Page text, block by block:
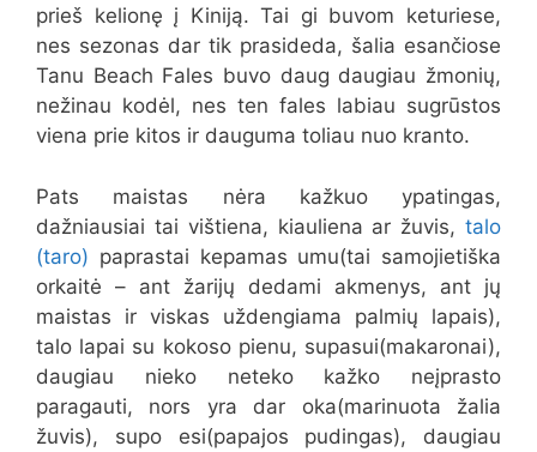
prieš kelionę į Kiniją. Tai gi buvom keturiese,
nes sezonas dar tik prasideda, šalia esančiose
Tanu Beach Fales buvo daug daugiau žmonių,
nežinau kodėl, nes ten fales labiau sugrūstos
viena prie kitos ir dauguma toliau nuo kranto.
Pats maistas nėra kažkuo ypatingas,
dažniausiai tai vištiena, kiauliena ar žuvis, talo
(taro) paprastai kepamas umu(tai samojietiška
orkaitė – ant žarijų dedami akmenys, ant jų
maistas ir viskas uždengiama palmių lapais),
talo lapai su kokoso pienu, supasui(makaronai),
daugiau nieko neteko kažko neįprasto
paragauti, nors yra dar oka(marinuota žalia
žuvis), supo esi(papajos pudingas), daugiau